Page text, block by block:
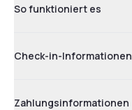
So funktioniert es
Check-in-Informationen
Zahlungsinformationen